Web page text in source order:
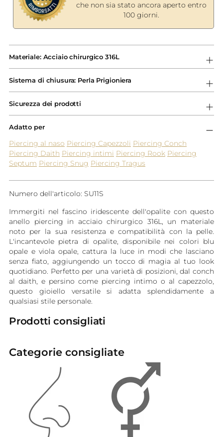
che non sia stato ancora aperto entro
100 giorni.
prodotto
al
carrello...
Materiale: Acciaio chirurgico 316L
Sistema di chiusura: Perla Prigioniera
Sicurezza dei prodotti
Adatto per
Piercing al naso Piercing Capezzoli Piercing Conch
Piercing Daith Piercing intimi Piercing Rook Piercing
Septum Piercing Snug Piercing Tragus
Numero dell'articolo: SU11S
Immergiti nel fascino iridescente dell'opalite con questo
anello piercing in acciaio chirurgico 316L, un materiale
noto per la sua resistenza e compatibilità con la pelle.
L'incantevole pietra di opalite, disponibile nei colori blu
opale e viola opale, cattura la luce in modi che lasciano
senza fiato, aggiungendo un tocco di magia al tuo look
quotidiano. Perfetto per una varietà di posizioni, dal conch
al daith, e persino come piercing intimo o al capezzolo,
questo gioiello versatile si adatta splendidamente a
qualsiasi stile personale.
Prodotti consigliati
Categorie consigliate